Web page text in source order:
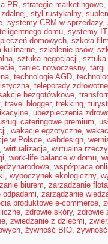
PR, strategie marketingowe,
, styl rustykalny,
, systemy CRM w sprzedaży,
domu, systemy IT
domowych, szkoła
kulinarne, szkolenie psów,
, sztuka negocjacji, sztuka
, taniec nowoczesny, targi
, technologie AGD,
, teleporady zdrowotne
bezgotówkowe,
, travel blogger, trekking,
, ubezpieczenia
cateringowe premium,
, wakacje egzotyczne,
w Polsce, webdesign,
, wirtualizacja, wirtualna
, work-life balance w domu,
, współpraca
, wypoczynek ekologiczny,
biurem, zarządzanie flotą
odpadami, zarządzanie
produktowe e-commerce,
, zdrowie skóry, zdrowie
, zwiedzanie z dziećmi,
, żywność BIO,